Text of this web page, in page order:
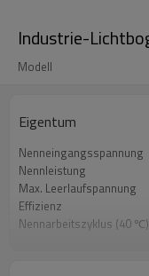
Industrie-
Modell
Eigentum
Nenneingangsspannung
Nennleistung
Max. Leerlaufspannung
Effizienz
Nennarbeitszyklus (40 ℃)